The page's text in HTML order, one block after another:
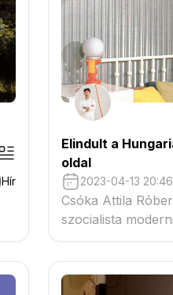
Hír
Elindult a
oldal
2023-04-13
Csóka Attila
szocialista
belsőépítészetét
Octogon.hu